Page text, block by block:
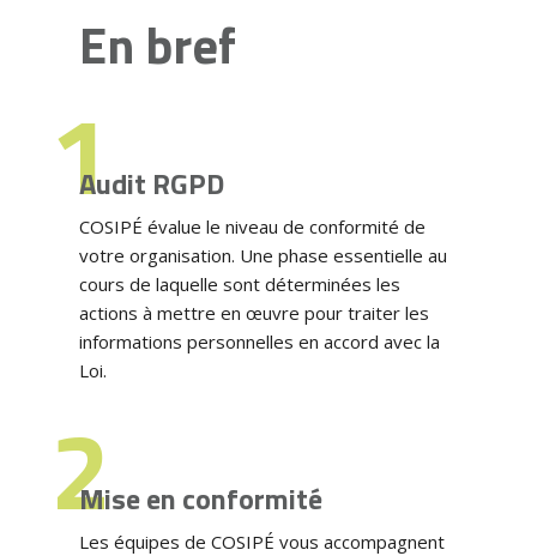
En bref
Audit RGPD
COSIPÉ évalue le niveau de conformité de
votre organisation. Une phase essentielle au
cours de laquelle sont déterminées les
actions à mettre en œuvre pour traiter les
informations personnelles en accord avec la
Loi.
Mise en conformité
Les équipes de COSIPÉ vous accompagnent